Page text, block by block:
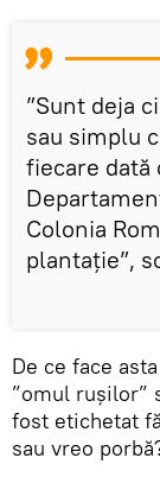
”Sunt deja
sau simplu
fiecare dată
Colonia
plantație”,
De ce face
”omul rușilor”
fost etichetat
sau vreo